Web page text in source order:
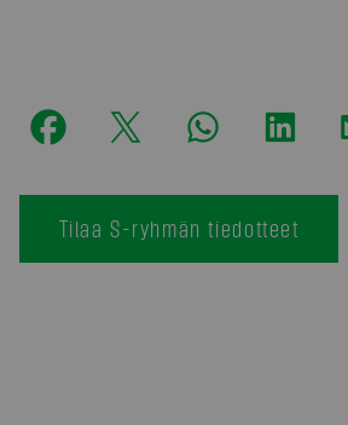
Tilaa S-ryhmän tiedotteet